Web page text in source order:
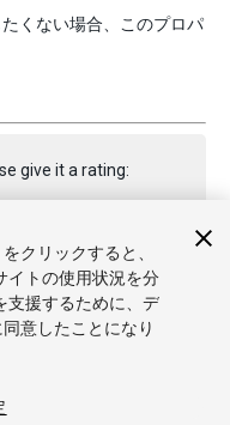
くない場合、このプロパ
give it a rating:
クリックすると、
イトの使用状況を分
支援するために、デ
意したことになり